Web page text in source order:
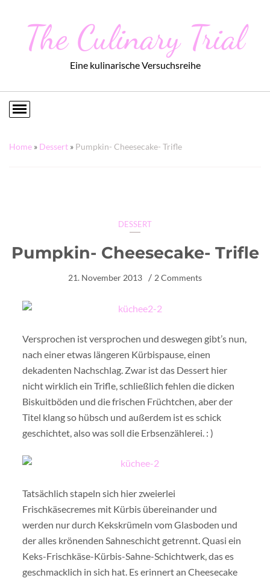
The Culinary Trial
Eine kulinarische Versuchsreihe
Home » Dessert » Pumpkin- Cheesecake- Trifle
DESSERT
Pumpkin- Cheesecake- Trifle
21. November 2013 2 Comments
Versprochen ist versprochen und deswegen gibt’s nun,
nach einer etwas längeren Kürbispause, einen
dekadenten Nachschlag. Zwar ist das Dessert hier
nicht wirklich ein Trifle, schließlich fehlen die dicken
Biskuitböden und die frischen Früchtchen, aber der
Titel klang so hübsch und außerdem ist es schick
geschichtet, also was soll die Erbsenzählerei. : )
Tatsächlich stapeln sich hier zweierlei
Frischkäsecremes mit Kürbis übereinander und
werden nur durch Kekskrümeln vom Glasboden und
der alles krönenden Sahneschicht getrennt. Quasi ein
Keks-Frischkäse-Kürbis-Sahne-Schichtwerk, das es
geschmacklich in sich hat. Es erinnert an Cheesecake